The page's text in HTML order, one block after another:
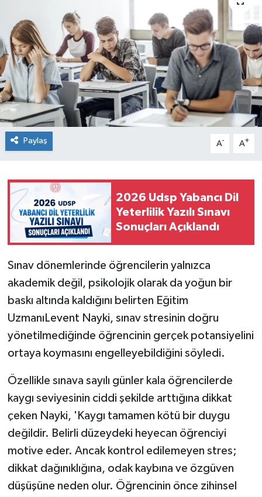
Paylaş A- A+
2026 Udsp Yabancı Dil
Yeterlilik Yazılı Sınavı
Sonuçları Açıklandı
Sınav dönemlerinde öğrencilerin yalnızca
akademik değil, psikolojik olarak da yoğun bir
baskı altında kaldığını belirten Eğitim
UzmanıLevent Nayki, sınav stresinin doğru
yönetilmediğinde öğrencinin gerçek potansiyelini
ortaya koymasını engelleyebildiğini söyledi.
Özellikle sınava sayılı günler kala öğrencilerde
kaygı seviyesinin ciddi şekilde arttığına dikkat
çeken Nayki, 'Kaygı tamamen kötü bir duygu
değildir. Belirli düzeydeki heyecan öğrenciyi
motive eder. Ancak kontrol edilemeyen stres;
dikkat dağınıklığına, odak kaybına ve özgüven
düşüşüne neden olur. Öğrencinin önce zihinsel